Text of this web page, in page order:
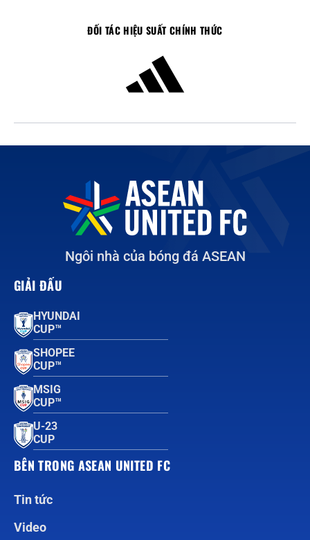
ĐỐI TÁC HIỆU SUẤT CHÍNH THỨC
Ngôi nhà của bóng đá ASEAN
GIẢI ĐẤU
HYUNDAI
CUP™
SHOPEE
CUP™
MSIG
CUP™
U-23
CUP
BÊN TRONG ASEAN UNITED FC
Tin tức
Video